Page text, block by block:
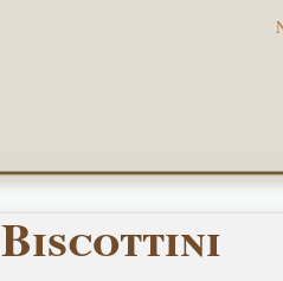
Biscottini